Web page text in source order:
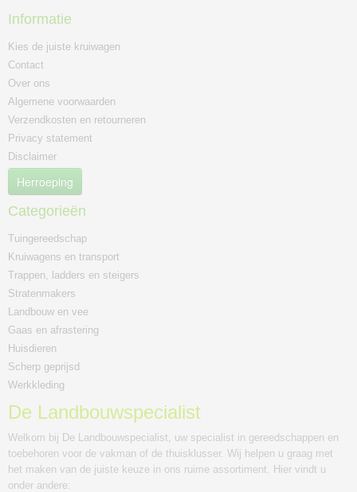
Informatie
Kies de juiste kruiwagen
Contact
Over ons
Algemene voorwaarden
Verzendkosten en retourneren
Privacy statement
Disclaimer
Herroeping
Categorieën
Tuingereedschap
Kruiwagens en transport
Trappen, ladders en steigers
Stratenmakers
Landbouw en vee
Gaas en afrastering
Huisdieren
Scherp geprijsd
Werkkleding
De Landbouwspecialist
Welkom bij De Landbouwspecialist, uw specialist in gereedschappen en
toebehoren voor de vakman of de thuisklusser. Wij helpen u graag met
het maken van de juiste keuze in ons ruime assortiment. Hier vindt u
onder andere: